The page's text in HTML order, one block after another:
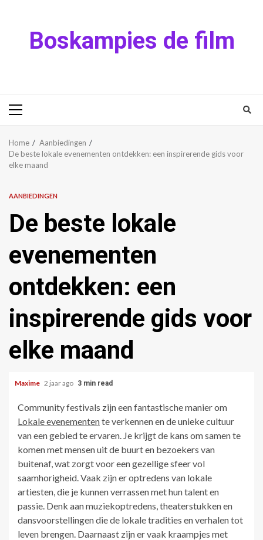
Boskampies de film
Primary
Home
Aanbiedingen
De beste lokale evenementen ontdekken: een inspirerende gids voor
elke maand
AANBIEDINGEN
De beste lokale
evenementen
ontdekken: een
inspirerende gids voor
elke maand
Maxime 2 jaar ago 3 min read
Community festivals zijn een fantastische manier om
Lokale evenementente verkennen en de unieke cultuur
van een gebied te ervaren. Je krijgt de kans om samen te
komen met mensen uit de buurt en bezoekers van
buitenaf, wat zorgt voor een gezellige sfeer vol
saamhorigheid. Vaak zijn er optredens van lokale
artiesten, die je kunnen verrassen met hun talent en
passie. Denk aan muziekoptredens, theaterstukken en
dansvoorstellingen die de lokale tradities en verhalen tot
leven brengen. Daarnaast zijn er vaak kraampjes met